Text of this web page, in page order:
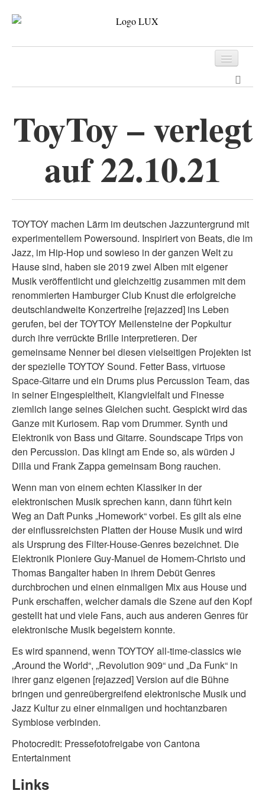
Archiv
ToyToy – verlegt
auf 22.10.21
TOYTOY machen Lärm im deutschen Jazzuntergrund mit
experimentellem Powersound. Inspiriert von Beats, die im
Jazz, im Hip-Hop und sowieso in der ganzen Welt zu
Hause sind, haben sie 2019 zwei Alben mit eigener
Musik veröffentlicht und gleichzeitig zusammen mit dem
renommierten Hamburger Club Knust die erfolgreiche
deutschlandweite Konzertreihe [rejazzed] ins Leben
gerufen, bei der TOYTOY Meilensteine der Popkultur
durch ihre verrückte Brille interpretieren. Der
gemeinsame Nenner bei diesen vielseitigen Projekten ist
der spezielle TOYTOY Sound. Fetter Bass, virtuose
Space-Gitarre und ein Drums plus Percussion Team, das
in seiner Eingespieltheit, Klangvielfalt und Finesse
ziemlich lange seines Gleichen sucht. Gespickt wird das
Ganze mit Kuriosem. Rap vom Drummer. Synth und
Elektronik von Bass und Gitarre. Soundscape Trips von
den Percussion. Das klingt am Ende so, als würden J
Dilla und Frank Zappa gemeinsam Bong rauchen.
Wenn man von einem echten Klassiker in der
elektronischen Musik sprechen kann, dann führt kein
Weg an Daft Punks „Homework“ vorbei. Es gilt als eine
der einflussreichsten Platten der House Musik und wird
als Ursprung des Filter-House-Genres bezeichnet. Die
Elektronik Pioniere Guy-Manuel de Homem-Christo und
Thomas Bangalter haben in ihrem Debüt Genres
durchbrochen und einen einmaligen Mix aus House und
Punk erschaffen, welcher damals die Szene auf den Kopf
gestellt hat und viele Fans, auch aus anderen Genres für
elektronische Musik begeistern konnte.
Es wird spannend, wenn TOYTOY all-time-classics wie
„Around the World“, „Revolution 909“ und „Da Funk“ in
ihrer ganz eigenen [rejazzed] Version auf die Bühne
bringen und genreübergreifend elektronische Musik und
Jazz Kultur zu einer einmaligen und hochtanzbaren
Symbiose verbinden.
Photocredit: Pressefotofreigabe von Cantona
Entertainment
Links